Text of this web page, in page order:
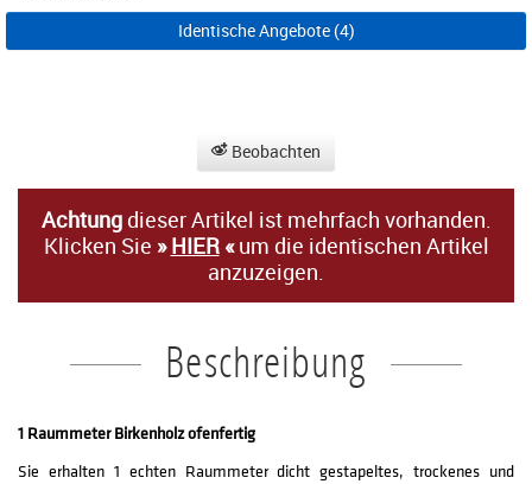
Identische Angebote (4)
Beobachten
Achtungdieser Artikel ist mehrfach vorhanden.
Klicken Sie »HIER«um die identischen Artikel
anzuzeigen.
Beschreibung
1 Raummeter Birkenholz ofenfertig
Sie erhalten 1 echten Raummeter dicht gestapeltes, trockenes und